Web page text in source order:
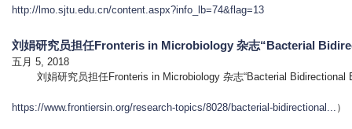
http://lmo.sjtu.edu.cn/content.aspx?info_lb=74&flag=13
刘娟研究员担任Fronteris in Microbiology 杂志“Bacterial
五月 5, 2018
刘娟研究员担任Fronteris in Microbiology 杂志“Bacterial Bidirectional
https://www.frontiersin.org/research-topics/8028/bacterial-bidirectional... ）